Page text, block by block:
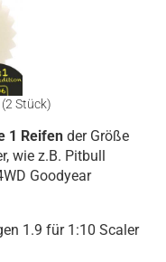
Stück)
1 Reifen der Größe
wie z.B. Pitbull
Goodyear
1.9 für 1:10 Scaler